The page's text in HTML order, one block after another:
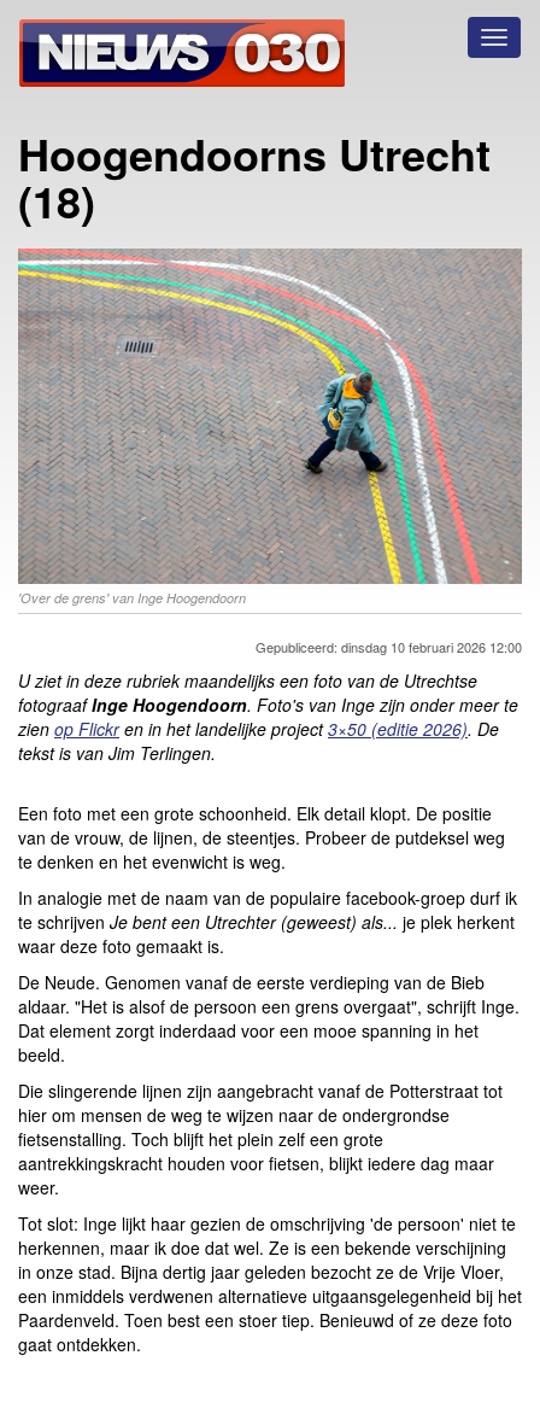
Hoogendoorns Utrecht
(18)
'Over de grens' van Inge Hoogendoorn
Gepubliceerd: dinsdag 10 februari 2026 12:00
U ziet in deze rubriek maandelijks een foto van de Utrechtse
fotograafInge Hoogendoorn. Foto's van Inge zijn onder meer te
zien op Flickren in hetlandelijke project3×50 (editie 2026). De
tekst is van Jim Terlingen.
Een foto met een grote schoonheid. Elk detail klopt. De positie
van de vrouw, de lijnen, de steentjes. Probeer de putdeksel weg
te denken en het evenwicht is weg.
In analogie met de naam van de populaire facebook-groep durf ik
te schrijven Je bent een Utrechter (geweest) als... je plek herkent
waar deze foto gemaakt is.
De Neude. Genomen vanaf de eerste verdieping van de Bieb
aldaar. "Het is alsof de persoon een grens overgaat", schrijft Inge.
Dat element zorgt inderdaad voor een mooe spanning in het
beeld.
Die slingerende lijnen zijn aangebracht vanaf de Potterstraat tot
hier om mensen de weg te wijzen naar de ondergrondse
fietsenstalling. Toch blijft het plein zelf een grote
aantrekkingskracht houden voor fietsen, blijkt iedere dag maar
weer.
Tot slot: Inge lijkt haar gezien de omschrijving 'de persoon' niet te
herkennen, maar ik doe dat wel. Ze is een bekende verschijning
in onze stad. Bijna dertig jaar geleden bezocht ze de Vrije Vloer,
een inmiddels verdwenen alternatieve uitgaansgelegenheid bij het
Paardenveld. Toen best een stoer tiep. Benieuwd of ze deze foto
gaat ontdekken.